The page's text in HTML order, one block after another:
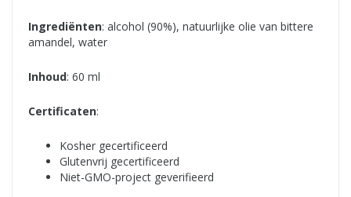
Ingrediënten: alcohol (90%), natuurlijke olie van bittere
amandel, water
Inhoud: 60 ml
Certificaten:
Kosher gecertificeerd
Glutenvrij gecertificeerd
Niet-GMO-project geverifieerd